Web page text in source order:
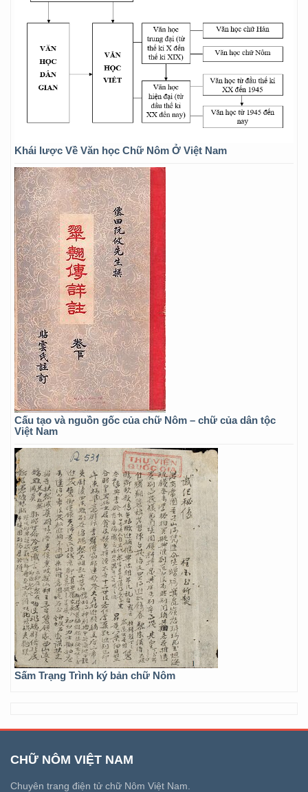
Khái lược Về Văn học Chữ Nôm Ở Việt Nam
Cấu tạo và nguồn gốc của chữ Nôm – chữ của dân tộc
Việt Nam
Sấm Trạng Trình ký bản chữ Nôm
CHỮ NÔM VIỆT NAM
Chuyên trang điện tử chữ Nôm Việt Nam.